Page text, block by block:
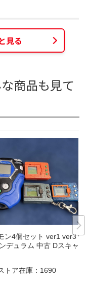
見る
商品も見て
ン4個セット ver1 ver3 ve
デュラム 中古 Dスキャナ
トア在庫： 1690